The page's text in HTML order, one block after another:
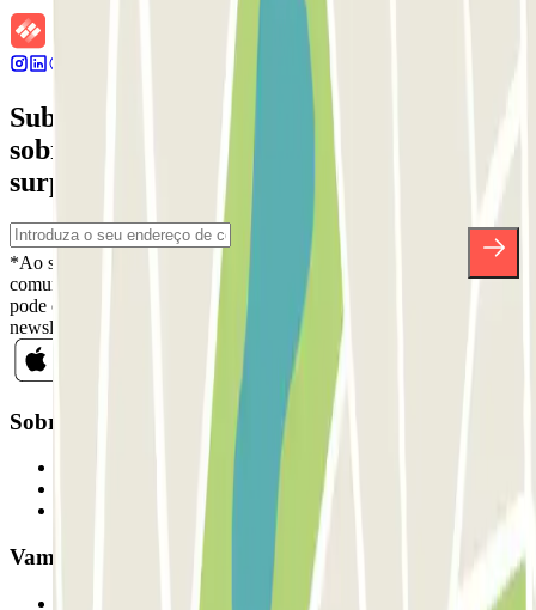
Subscreva a nossa newsletter e saiba mais
sobre descontos, sorteios e muitas outras
surpresas.
*Ao subscrever, aceita a nossa Política de Privacidade para receber
comunicações comerciais da Parclick. Sem qualquer obrigação,
pode cancelar a sua subscrição sempre que quiser na mesma
newsletter.
Sobre a Parclick
Os nossos parques de estacionamento
Vamos colaborar?